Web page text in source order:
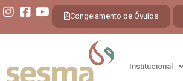
Congelamento de Óvulos
Institucional